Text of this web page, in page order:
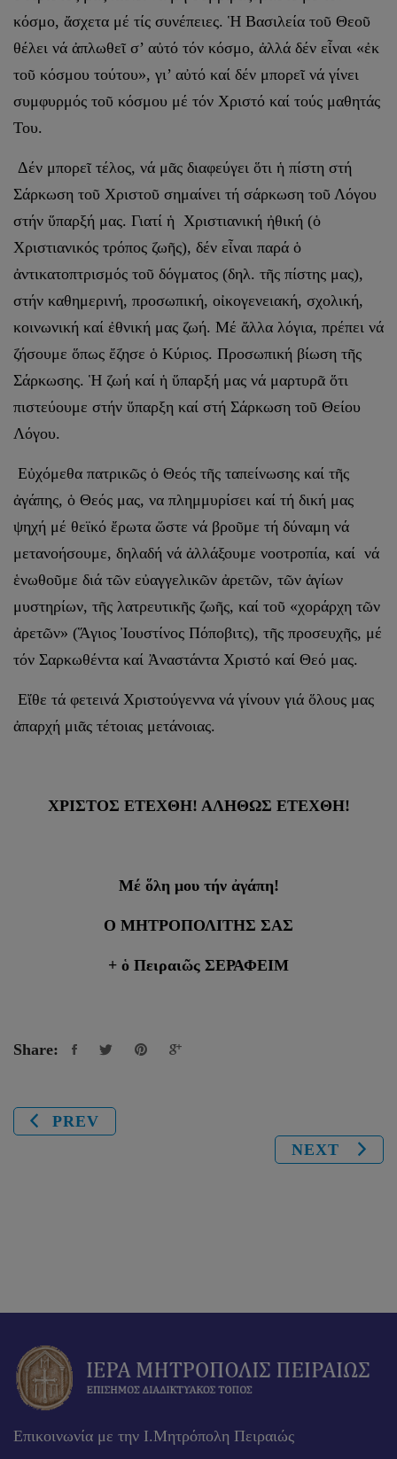
κόσμο, ἄσχετα μέ τίς συνέπειες. Ἡ Βασιλεία τοῦ Θεοῦ
θέλει νά ἀπλωθεῖ σ’ αὐτό τόν κόσμο, ἀλλά δέν εἶναι «ἐκ
τοῦ κόσμου τούτου», γι’ αὐτό καί δέν μπορεῖ νά γίνει
συμφυρμός τοῦ κόσμου μέ τόν Χριστό καί τούς μαθητάς
Του.
Δέν μπορεῖ τέλος, νά μᾶς διαφεύγει ὅτι ἡ πίστη στή
Σάρκωση τοῦ Χριστοῦ σημαίνει τή σάρκωση τοῦ Λόγου
στήν ὕπαρξή μας. Γιατί ἡ Χριστιανική ἠθική (ὁ
Χριστιανικός τρόπος ζωῆς), δέν εἶναι παρά ὁ
ἀντικατοπτρισμός τοῦ δόγματος (δηλ. τῆς πίστης μας),
στήν καθημερινή, προσωπική, οἰκογενειακή, σχολική,
κοινωνική καί ἐθνική μας ζωή. Μέ ἄλλα λόγια, πρέπει νά
ζήσουμε ὅπως ἔζησε ὁ Κύριος. Προσωπική βίωση τῆς
Σάρκωσης. Ἡ ζωή καί ἡ ὕπαρξή μας νά μαρτυρᾶ ὅτι
πιστεύουμε στήν ὕπαρξη καί στή Σάρκωση τοῦ Θείου
Λόγου.
Εὐχόμεθα πατρικῶς ὁ Θεός τῆς ταπείνωσης καί τῆς
ἀγάπης, ὁ Θεός μας, να πλημμυρίσει καί τή δική μας
ψηχή μέ θεϊκό ἔρωτα ὥστε νά βροῦμε τή δύναμη νά
μετανοήσουμε, δηλαδή νά ἀλλάξουμε νοοτροπία, καί νά
ἑνωθοῦμε διά τῶν εὐαγγελικῶν ἀρετῶν, τῶν ἁγίων
μυστηρίων, τῆς λατρευτικῆς ζωῆς, καί τοῦ «χοράρχη τῶν
ἀρετῶν» (Ἅγιος Ἰουστίνος Πόποβιτς), τῆς προσευχῆς, μέ
τόν Σαρκωθέντα καί Ἀναστάντα Χριστό καί Θεό μας.
Εἴθε τά φετεινά Χριστούγεννα νά γίνουν γιά ὅλους μας
ἀπαρχή μιᾶς τέτοιας μετάνοιας.
ΧΡΙΣΤΟΣ ΕΤΕΧΘΗ! ΑΛΗΘΩΣ ΕΤΕΧΘΗ!
Μέ ὅλη μου τήν ἀγάπη!
Ο ΜΗΤΡΟΠΟΛΙΤΗΣ ΣΑΣ
+ ὁ Πειραιῶς ΣΕΡΑΦΕΙΜ
Share:
PREV
NEXT
Επικοινωνία με την Ι.Μητρόπολη Πειραιώς